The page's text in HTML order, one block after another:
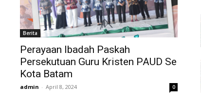
Berita
Perayaan Ibadah Paskah
Persekutuan Guru Kristen PAUD Se
Kota Batam
admin - April 8, 2024 0